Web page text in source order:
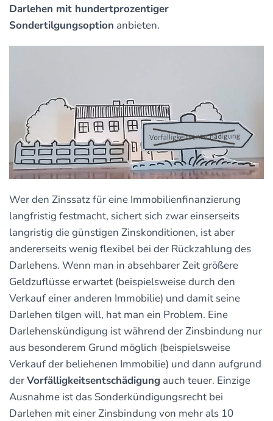
Darlehen mit hundertprozentiger
Sondertilgungsoption anbieten.
Wer den Zinssatz für eine Immobilienfinanzierung
langfristig festmacht, sichert sich zwar einserseits
langristig die günstigen Zinskonditionen, ist aber
andererseits wenig flexibel bei der Rückzahlung des
Darlehens. Wenn man in absehbarer Zeit größere
Geldzuflüsse erwartet (beispielsweise durch den
Verkauf einer anderen Immobilie) und damit seine
Darlehen tilgen will, hat man ein Problem. Eine
Darlehenskündigung ist während der Zinsbindung nur
aus besonderem Grund möglich (beispielsweise
Verkauf der beliehenen Immobilie) und dann aufgrund
derVorfälligkeitsentschädigung auch teuer. Einzige
Ausnahme ist das Sonderkündigungsrecht bei
Darlehen mit einer Zinsbindung von mehr als 10